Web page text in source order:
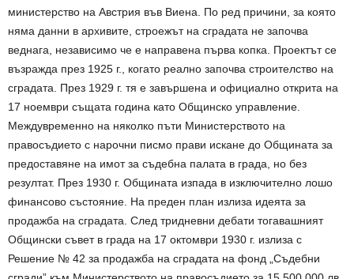
министерство на Австрия във Виена. По ред причини, за която
няма данни в архивите, строежът на сградата не започва
веднага, независимо че е направена първа копка. Проектът се
възражда през 1925 г., когато реално започва строителство на
сградата. През 1929 г. тя е завършена и официално открита на
17 ноември същата година като Общинско управление.
Междувременно на няколко пъти Министерството на
правосъдието с нарочни писмо прави искане до Общината за
предоставяне на имот за съдебна палата в града, но без
резултат. През 1930 г. Общината изпада в изключително лошо
финансово състояние. На преден план излиза идеята за
продажба на сградата. След тридневни дебати тогавашният
Общински съвет в града на 17 октомври 1930 г. излиза с
Решение № 42 за продажба на сградата на фонд „Съдебни